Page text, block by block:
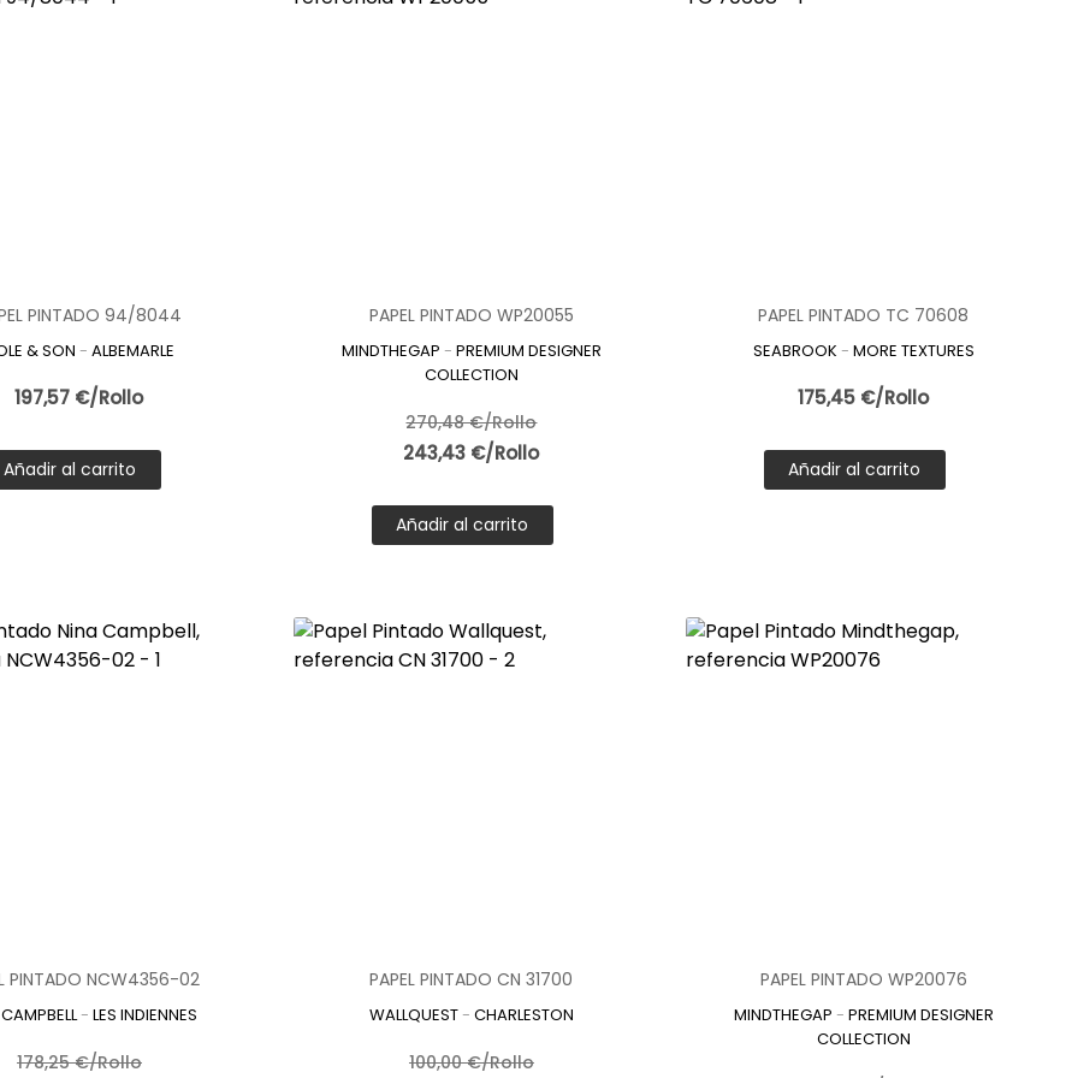
PINTADO 94/8044
& SON -ALBEMARLE
197,57 €/Rollo
Añadir al carrito
PAPEL PINTADO WP20055
MINDTHEGAP - PREMIUM DESIGNER
COLLECTION
270,48 €/Rollo
243,43 €/Rollo
Añadir al carrito
PAPEL PINTADO TC 70608
SEABROOK - MORE TEXTURES
175,45 €/Rollo
Añadir al carrito
PINTADO NCW4356-02
- LES INDIENNES
178,25 €/Rollo
PAPEL PINTADO CN 31700
WALLQUEST- CHARLESTON
100,00 €/Rollo
PAPEL PINTADO WP20076
MINDTHEGAP - PREMIUM DESIGNER
COLLECTION